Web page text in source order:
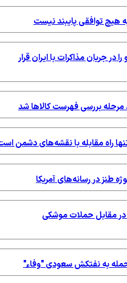
توافقی پایبند نیست
مذاکرات با ایران قرار
بررسی فهرست کالاها شد
راه مقابله با نقشه‌های دشمن است
در رسانه‌های آمریکا
مقابل حملات موشکی
به نفتکش سعودی "وفاء"